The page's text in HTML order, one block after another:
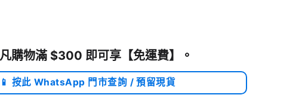
凡購物滿 $300 即可享【免運費】 。
📱 按此 WhatsApp 門市查詢 / 預留現貨